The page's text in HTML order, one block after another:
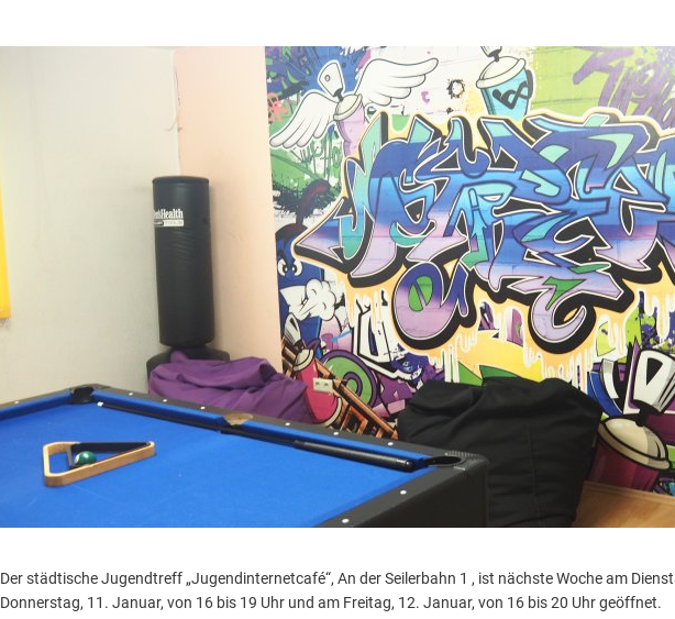
Der städtische Jugendtreff „Jugendinternetcafé“, An der Seilerbahn 1 , ist nächste Woche am
Donnerstag, 11. Januar, von 16 bis 19 Uhr und am Freitag, 12. Januar, von 16 bis 20 Uhr geöffnet.